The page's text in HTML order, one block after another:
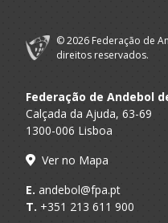
ASSOCIACAO
2016/17
A.A. Porto
ACADEMICA S.
© 2026 Federação de
direitos reservados.
Federação de Andebol
Calçada da Ajuda, 63-69
1300-006 Lisboa
Ver no Mapa
E. andebol@fpa.pt
T. +351 213 611 900